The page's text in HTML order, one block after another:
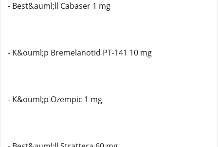
- Best&auml;ll Cabaser 1 mg
- K&ouml;p Bremelanotid PT-141 10 mg
- K&ouml;p Ozempic 1 mg